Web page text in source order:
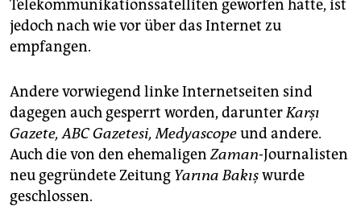
Telekommunikationssatelliten geworfen hatte, ist
jedoch nach wie vor über das Internet zu
empfangen.
Andere vorwiegend linke Internetseiten sind
dagegen auch gesperrt worden, darunterKarşı
Gazete, ABC Gazetesi, Medyascopeund andere.
Auch die von den ehemaligenZaman-Journalisten
neu gegründete Zeitung Yarına Bakışwurde
geschlossen.